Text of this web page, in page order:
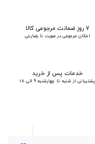
۷ روز ضمانت مرجوعی کالا
امکان مرجوعی در صورت نا رضایتی
خدمات پس از خرید
پشتیبانی از شنبه تا چهارشنبه 9 الی 18